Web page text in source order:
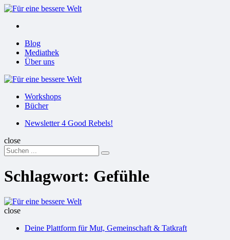
Menu
Menu
Blog
Mediathek
Über uns
Für
Workshops
Bücher
SuchenNewsletter 4 Good Rebels!
close
Search
for:
Suchen
Schlagwort: Gefühle
Für
Welt
close
Deine Plattform für Mut, Gemeinschaft & Tatkraft